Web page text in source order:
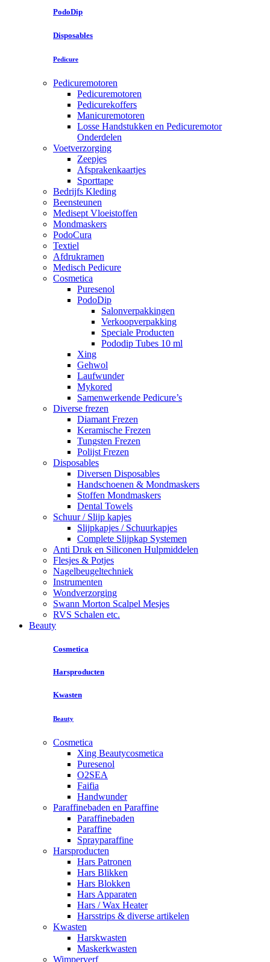
PodoDip
Disposables
Pedicure
Pedicuremotoren
Pedicuremotoren
Pedicurekoffers
Manicuremotoren
Losse Handstukken en Pedicuremotor
Onderdelen
Voetverzorging
Zeepjes
Afsprakenkaartjes
Sporttape
Bedrijfs Kleding
Beensteunen
Medisept Vloeistoffen
Mondmaskers
PodoCura
Textiel
Afdrukramen
Medisch Pedicure
Cosmetica
Puresenol
PodoDip
Salonverpakkingen
Verkoopverpakking
Speciale Producten
Pododip Tubes 10 ml
Xing
Gehwol
Laufwunder
Mykored
Samenwerkende Pedicure’s
Diverse frezen
Diamant Frezen
Keramische Frezen
Tungsten Frezen
Polijst Frezen
Disposables
Diversen Disposables
Handschoenen & Mondmaskers
Stoffen Mondmaskers
Dental Towels
Schuur / Slijp kapjes
Slijpkapjes / Schuurkapjes
Complete Slijpkap Systemen
Anti Druk en Siliconen Hulpmiddelen
Flesjes & Potjes
Nagelbeugeltechniek
Instrumenten
Wondverzorging
Swann Morton Scalpel Mesjes
RVS Schalen etc.
Beauty
Cosmetica
Harsproducten
Kwasten
Beauty
Cosmetica
Xing Beautycosmetica
Puresenol
O2SEA
Faifia
Handwunder
Paraffinebaden en Paraffine
Paraffinebaden
Paraffine
Sprayparaffine
Harsproducten
Hars Patronen
Hars Blikken
Hars Blokken
Hars Apparaten
Hars / Wax Heater
Harsstrips & diverse artikelen
Kwasten
Harskwasten
Maskerkwasten
Wimperverf